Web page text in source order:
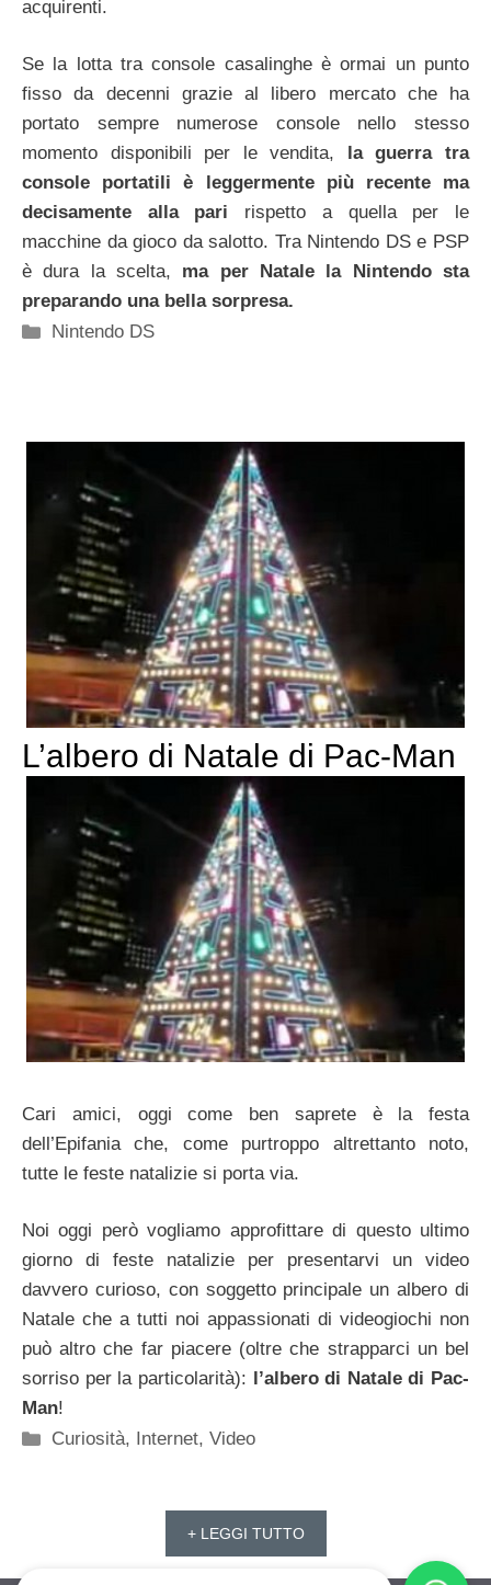
acquirenti.
Se la lotta tra console casalinghe è ormai un punto
fisso da decenni grazie al libero mercato che ha
portato sempre numerose console nello stesso
momento disponibili per le vendita,
la guerra tra
console portatili è leggermente più recente ma
decisamente alla pari rispetto a quella per le
macchine da gioco da salotto. Tra Nintendo DS e PSP
è dura la scelta, ma per Natale la Nintendo sta
preparando una bella sorpresa.
Categorie
Nintendo DS
L’albero di Natale di Pac-Man
Cari amici, oggi come ben saprete è la festa
dell’Epifania che, come purtroppo altrettanto noto,
tutte le feste natalizie si porta via.
Noi oggi però vogliamo approfittare di questo ultimo
giorno di feste natalizie per presentarvi un video
davvero curioso, con soggetto principale un albero di
Natale che a tutti noi appassionati di videogiochi non
può altro che far piacere (oltre che strapparci un bel
sorriso per la particolarità):
l’albero di Natale di Pac-
Man!
Categorie
Curiosità, Internet,Video
+ LEGGI TUTTO